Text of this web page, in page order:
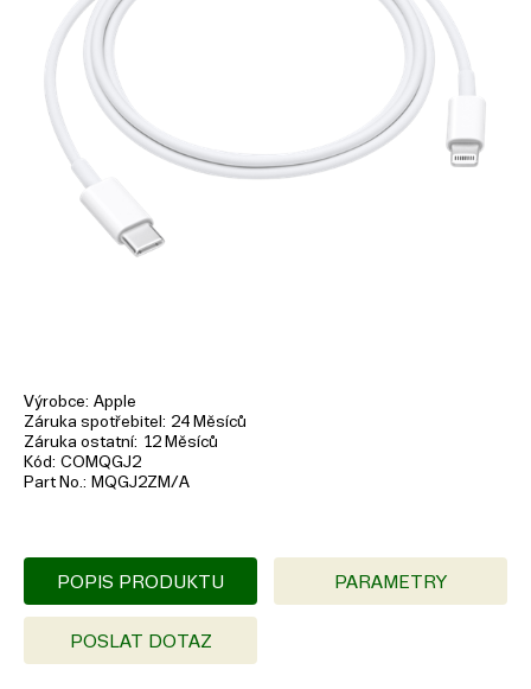
Výrobce Apple
Záruka spotřebitel
24 Měsíců
Záruka ostatní 12 Měsíců
Kód COMQGJ2
Part No.
MQGJ2ZM/A
POPIS PRODUKTU PARAMETRY
POSLAT DOTAZ